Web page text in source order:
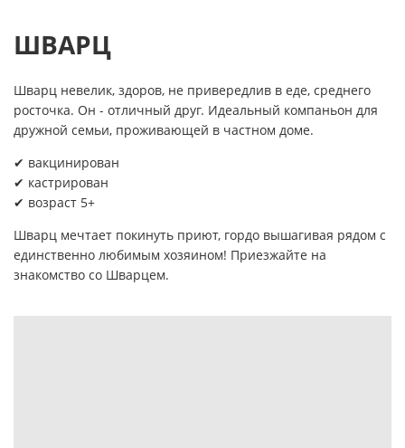
ШВАРЦ
Шварц невелик, здоров, не привередлив в еде, среднего
росточка. Он - отличный друг. Идеальный компаньон для
дружной семьи, проживающей в частном доме.
✔ вакцинирован
✔ кастрирован
✔ возраст 5+
Шварц мечтает покинуть приют, гордо вышагивая рядом с
единственно любимым хозяином! Приезжайте на
знакомство со Шварцем.